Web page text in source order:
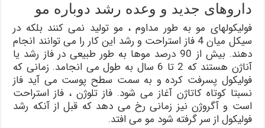
داروهای جدید و وعده رشد دوباره مو
فولیکولهای مو به طور مداوم ، مو تولید نمی کنند بلکه در
سیکل میان 4 فاز استراحت و رشد این کار را می توانند انجام
دهند. بیش از 90 درصد موها به طور طبیعی در فاز رشد یا
آناژن هستند که 2 تا 6 سال به طول می انجامد. زمانی که
فولیکول پسرفت کرده و به سمت سطح پوست می آید فاز
نسبتا کوتاه کاتاژن آغاز می شود. فاز تلوژن ، فاز استراحت
است و آگروژن نیز زمانی رخ می دهد که قبل از آنکه رشد
فولیکول از سر گرفته شود مو می افتد.